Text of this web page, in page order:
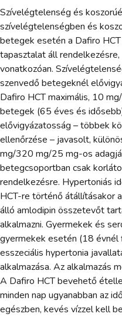
Szívelégtelenség és
szívelégtelenségben és
betegek esetén a Dafiro
tapasztalat áll
vonatkozóan.
szenvedő betegeknél
Dafiro HCT maximális, 10
betegek (65 éves és
elővigyázatosság – többek
ellenőrzése – javasolt,
mg/320 mg/25 mg-os
betegcsoportban csak
rendelkezésre. Hypertoniás
HCT-re történő átállításakor
álló amlodipin összetevőt
alkalmazni. Gyermekek és
gyermekek esetén (18
esszeciális hypertonia
alkalmazása. Az alkalmazás
A Dafiro HCT bevehető
minden nap ugyanabban az
egészben, kevés vízzel kell